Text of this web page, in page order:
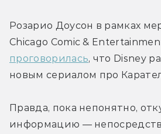
Розарио Доусон в рамках
проговорилась, что Disney
новым сериалом про
Правда, пока непонятно,
информацию —